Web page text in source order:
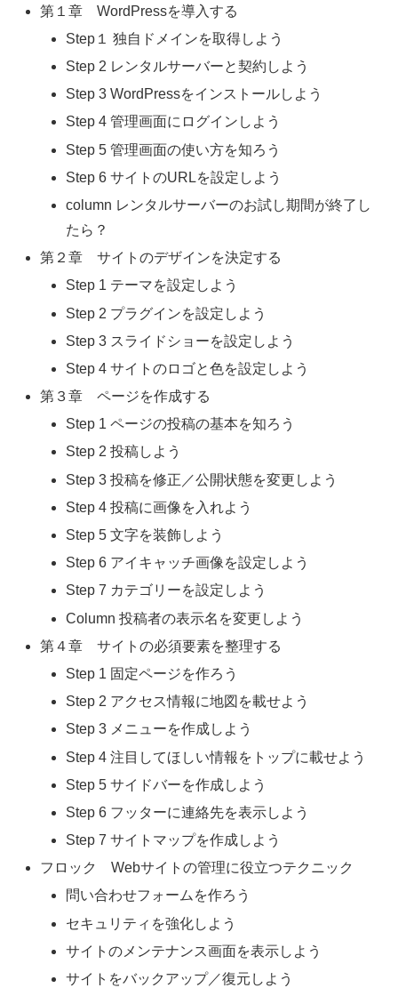
第１章 WordPressを導入する
Step１ 独自ドメインを取得しよう
Step 2 レンタルサーバーと契約しよう
Step 3 WordPressをインストールしよう
Step 4 管理画面にログインしよう
Step 5 管理画面の使い方を知ろう
Step 6 サイトのURLを設定しよう
column レンタルサーバーのお試し期間が終了し
たら？
第２章 サイトのデザインを決定する
Step 1 テーマを設定しよう
Step 2 プラグインを設定しよう
Step 3 スライドショーを設定しよう
Step 4 サイトのロゴと色を設定しよう
第３章 ページを作成する
Step 1 ページの投稿の基本を知ろう
Step 2 投稿しよう
Step 3 投稿を修正／公開状態を変更しよう
Step 4 投稿に画像を入れよう
Step 5 文字を装飾しよう
Step 6 アイキャッチ画像を設定しよう
Step 7 カテゴリーを設定しよう
Column 投稿者の表示名を変更しよう
第４章 サイトの必須要素を整理する
Step 1 固定ページを作ろう
Step 2 アクセス情報に地図を載せよう
Step 3 メニューを作成しよう
Step 4 注目してほしい情報をトップに載せよう
Step 5 サイドバーを作成しよう
Step 6 フッターに連絡先を表示しよう
Step 7 サイトマップを作成しよう
フロック Webサイトの管理に役立つテクニック
問い合わせフォームを作ろう
セキュリティを強化しよう
サイトのメンテナンス画面を表示しよう
サイトをバックアップ／復元しよう